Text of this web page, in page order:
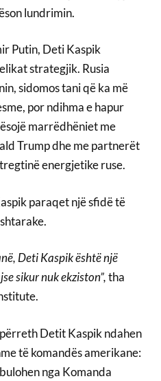
lundrimin.
Putin, Deti Kaspik
strategjik. Rusia
sidomos tani që ka më
por ndihma e hapur
marrëdhëniet me
Trump dhe me partnerët
energjetike ruse.
paraqet një sfidë të
Deti Kaspik është një
sikur nuk ekziston”,tha
Detit Kaspik ndahen
të komandës amerikane:
nga Komanda